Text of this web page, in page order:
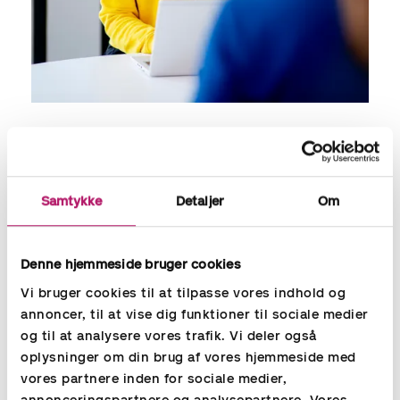
Samtykke Detaljer Om
Denne hjemmeside bruger cookies
Vi bruger cookies til at tilpasse vores indhold og
annoncer, til at vise dig funktioner til sociale medier
og til at analysere vores trafik. Vi deler også
oplysninger om din brug af vores hjemmeside med
vores partnere inden for sociale medier,
Du får en bogholdervikar, der passer
Vores store bagland sikrer, at hvis din vikar oplever en faglig
udfordring, vil der altid være en kollega hos Aspia, som kan
vejlede og assistere. Når vi matcher en bogholder /
pågældende vikar kunne træde til øjeblikkeligt, så dine
økonomiopgaver kan blive løst med det samme. En
vikaransættelse kan vare så længe din virksomhed har et
behov. Vores vikarer kan varetage mange forskellige
funktioner som fx regnskabs- og økonomichefer, CFO,
bogholdere samt andre funktioner indenfor økonomi. Vi
finder den økonomimedarbejder, der passer til dit behov.